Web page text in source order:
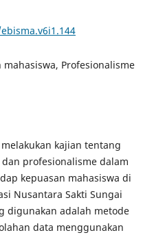
mahasiswa, Profesionalisme
kajian tentang
profesionalisme dalam
kepuasan mahasiswa di
Nusantara Sakti Sungai
digunakan adalah metode
data menggunakan